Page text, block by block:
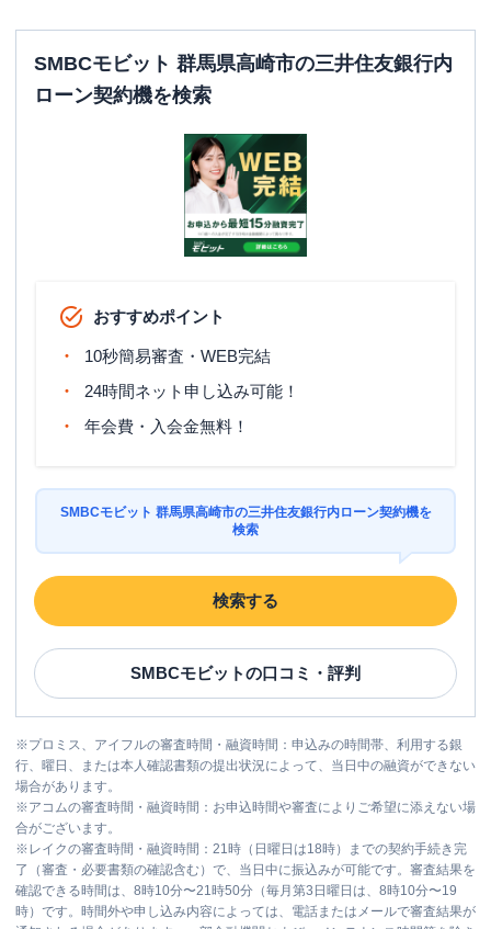
SMBCモビット 群馬県高崎市の三井住友銀行内
ローン契約機を検索
おすすめポイント
10秒簡易審査・WEB完結
24時間ネット申し込み可能！
年会費・入会金無料！
SMBCモビット 群馬県高崎市の三井住友銀行内ローン契約機を
検索
検索する
SMBCモビットの口コミ・評判
※プロミス、アイフルの審査時間・融資時間：申込みの時間帯、利用する銀
行、曜日、または本人確認書類の提出状況によって、当日中の融資ができない
場合があります。
※アコムの審査時間・融資時間：お申込時間や審査によりご希望に添えない場
合がございます。
※ レイクの審査時間・融資時間：21時（日曜日は18時）までの契約手続き完
了（審査・必要書類の確認含む）で、当日中に振込みが可能です。審査結果を
確認できる時間は、8時10分〜21時50分（毎月第3日曜日は、8時10分〜19
時）です。時間外や申し込み内容によっては、電話またはメールで審査結果が